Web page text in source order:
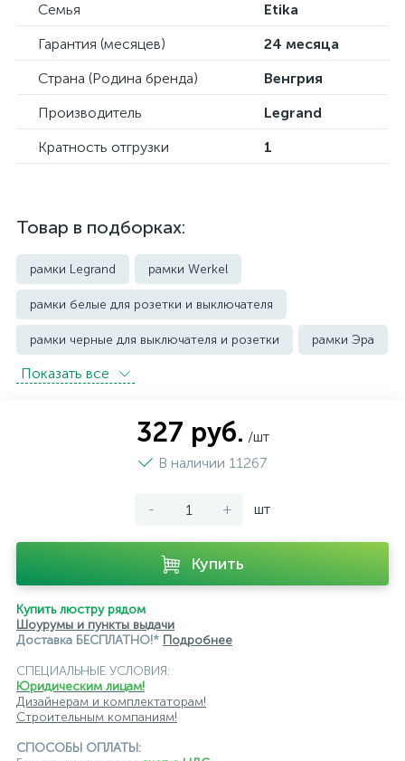
Семья
Etika
Гарантия (месяцев)
24 месяца
Страна (Родина бренда)
Венгрия
Производитель
Legrand
Кратность отгрузки
1
Товар в подборках:
рамки Legrand рамки Werkel
рамки белые для розетки и выключателя
рамки черные для выключателя и розетки рамки Эра
Показать всe
327 руб. /шт
В наличии 11267
- + шт
Купить
Купить люстру рядом
Шоурумы и пункты выдачи
Доставка БЕСПЛАТНО!* Подробнее
СПЕЦИАЛЬНЫЕ УСЛОВИЯ:
Юридическим лицам!
Дизайнерам и комплектаторам!
Строительным компаниям!
СПОСОБЫ ОПЛАТЫ: